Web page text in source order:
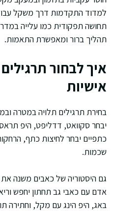
למדוד התקדמות דרך משקל
תחושה תפקודית כמו עלייה
תהליך ברור ומאפשרת התאמות.
איך לבחור
אישיות
בחירת תרגילים תלויה במטרה
יבחר סקוואט, דדליפט, היפ
כתפיים יבחר לחיצות כתף,
שכמות.
גם היסטוריה של כאבים משנה
אדם עם כאבי גב תחתון יחפש
באג, היפ הינג עם מקל,